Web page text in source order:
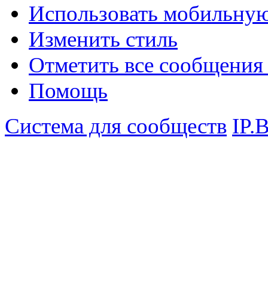
Использовать
Изменить стиль
Отметить все
Помощь
Система для сообществ